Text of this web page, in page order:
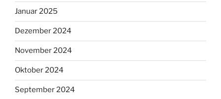
Januar 2025
Dezember 2024
November 2024
Oktober 2024
September 2024